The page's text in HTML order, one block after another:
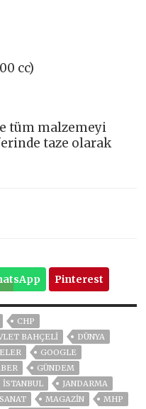
cc)
tüm malzemeyi
taze olarak
Pinterest
CHP
BAHÇELİ
DÜNYA
GOOGLE
GÜNDEM
ISTANBUL
JANDARMA
MAGAZİN
MHP